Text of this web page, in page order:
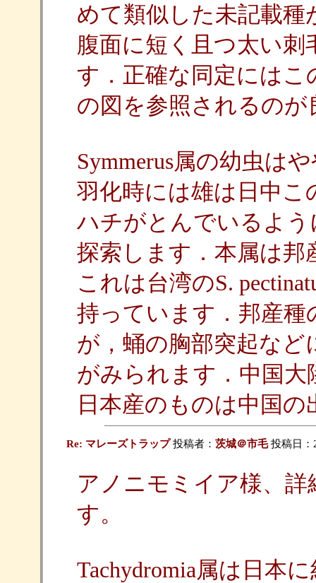
めて類似した未記載
腹面に短く且つ太い
す．正確な同定にはこ
の図を参照されるの
Symmerus属の幼虫は
羽化時には雄は日中
ハチがとんでいるよ
探索します．本属は邦
これは台湾のS.
持っています．邦産
が，蛹の胸部突起など
がみられます．中国
日本産のものは中国
Re: マレーズトラップ投稿者： 茨城＠市毛 投稿日：
アノニモミイア様、
す。
Tachydromia属は日本